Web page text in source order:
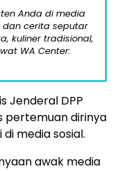
Anda di media
dan cerita seputar
kuliner tradisional,
WA Center:
Jenderal DPP
pertemuan dirinya
media sosial.
awak media